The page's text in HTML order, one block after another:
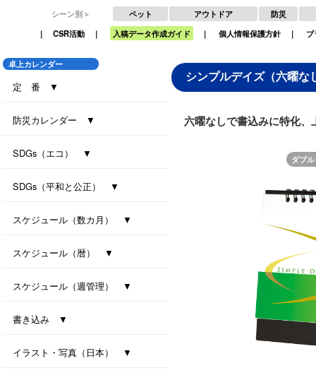
シーン別＞ ペット アウトドア
防災
｜ CSR活動 ｜ 入稿データ作成ガイド ｜ 個人情報保護方針 ｜
卓上カレンダー
定 番 ▼
セブンデイズセブンカラーズ（大）
セブンデイズセブンカラーズ（小）
エコグリーン（大）
エコ ブラウン（大）
エコ ブラウン（小）
セブンデイズセブンカラーズ（eco7）
インデックス・セブンカラーズ (All eco)
インデックス・セブンカラーズ
防災カレンダー ▼
SDGs（エコ） ▼
ｾﾊﾟﾚｰﾄ・ﾂｰﾏﾝｽ・7ｶﾗｰｽﾞ(All eco)
シンプル・セブンカラーズ (All eco)
種付き卓上カレンダー(ﾊﾞｼﾞﾙ)
種付き卓上カレンダー(ｸﾛｰﾊﾞｰ)
SDGs（平和と公正） ▼
卓上カレンダー Orizuru-smart-
スケジュール（数カ月） ▼
オールウェイズ･3マンス･7カラーズ
干支カレンダー（午）(All eco)
スリーマンスセブンカラーズ
スケジュール（暦） ▼
シンプルデイス（六曜なし）
スケジュール（週管理） ▼
月の満ち欠けと潮回り
インデックス・モノクロ
マンデースタート ビジネス
卓上シックスウィークス
書き込み ▼
ワークライフ・セブンカラーズ
卓上プラリングカレンダー（小）
卓上プラリングカレンダー（大）
イラスト・写真（日本） ▼
シンプルデイズ（六曜な
六曜なしで書込みに特化、
ダブ